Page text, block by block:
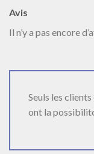
Avis
Il n’y a pas encore
Seuls les
ont la